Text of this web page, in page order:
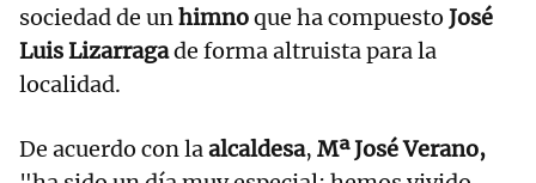
sociedad de unhimnoque ha compuesto José
Luis Lizarragade forma altruista para la
localidad.
De acuerdo con laalcaldesa, Mª José Verano,